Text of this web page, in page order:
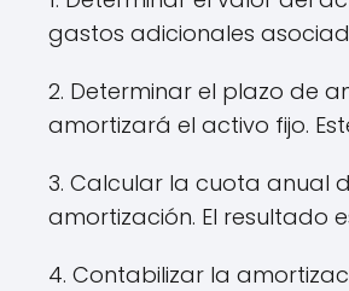
gastos adicionales
2. Determinar el plazo de
amortizará el activo fijo.
3. Calcular la cuota anual
amortización. El resultado
4. Contabilizar la